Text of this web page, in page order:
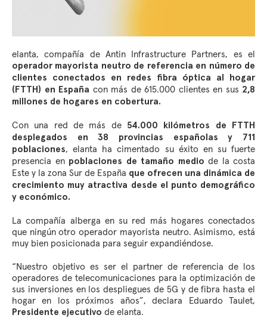
elanta, compañía de Antin Infrastructure Partners, es el
operador mayorista neutro de referencia en número de
clientes conectados en redes fibra óptica al hogar
(FTTH) en España con más de 615.000 clientes en sus 2,8
millones de hogares en cobertura.
Con una red de más de
54.000 kilómetros de FTTH
desplegados en 38 provincias españolas y 711
poblaciones, elanta ha cimentado su éxito en su fuerte
presencia en poblaciones de tamaño medio de la costa
Este y la zona Sur de España que ofrecen una dinámica de
crecimiento muy atractiva desde el punto demográfico
y económico.
La compañía alberga en su red más hogares conectados
que ningún otro operador mayorista neutro. Asimismo, está
muy bien posicionada para seguir expandiéndose.
“Nuestro objetivo es ser el partner de referencia de los
operadores de telecomunicaciones para la optimización de
sus inversiones en los despliegues de 5G y de fibra hasta el
hogar en los próximos años”, declara Eduardo Taulet,
Presidente ejecutivo de elanta.